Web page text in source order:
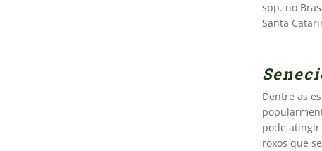
spp. no
Santa
Dentre as
pode atingir
roxos que